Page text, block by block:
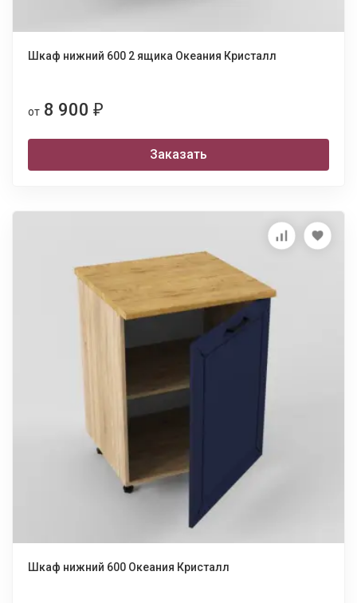
Шкаф нижний 600 2 ящика Океания Кристалл
от 8 900 ₽
Заказать
Шкаф нижний 600 Океания Кристалл